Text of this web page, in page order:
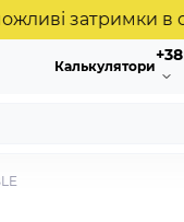
затримки в
Калькулятори